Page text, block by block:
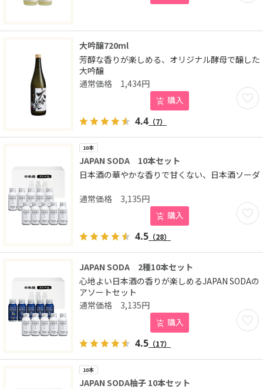
大吟醸720ml
芳醇な香りが楽しめる、オリジナル酵母で醸した
大吟醸
お気
1,434円
購入
4.4 （7）
10本
JAPAN SODA 10本セット
日本酒の華やかな香りで甘くない、日本酒ソーダ
お気
3,135円
購入
4.5 （28）
JAPAN SODA 2種10本セット
心地よい日本酒の香りが楽しめるJAPAN SODAの
アソートセット
お気
3,135円
購入
4.5 （17）
10本
JAPAN SODA柚子 10本セット